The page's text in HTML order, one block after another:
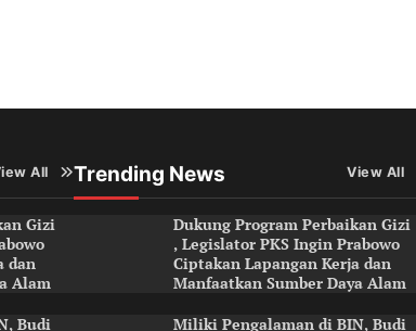
All
Gizi
dan
Alam
Budi
Trending News View All
Dukung Program Perbaikan Gizi
, Legislator PKS Ingin Prabowo
Ciptakan Lapangan Kerja dan
Manfaatkan Sumber Daya Alam
Miliki Pengalaman di BIN, Budi